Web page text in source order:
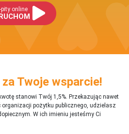
pity online
Twoje wsparcie!
stanowi Twój 1,5%. Przekazując nawet
pożytku publicznego, udzielasz
W ich imieniu jesteśmy Ci